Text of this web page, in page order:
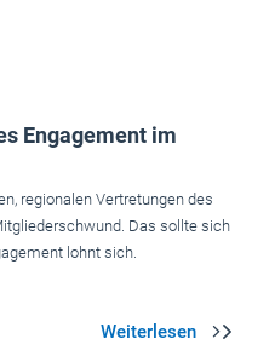
lohnt sich.